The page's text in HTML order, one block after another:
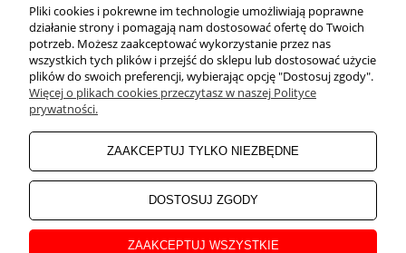
POMOC
ZAKUPY
MOJE KONTO
INFORMACJE
Pliki cookies i pokrewne im technologie umożliwiają poprawne
działanie strony i pomagają nam dostosować ofertę do Twoich
potrzeb. Możesz zaakceptować wykorzystanie przez nas
wszystkich tych plików i przejść do sklepu lub dostosować użycie
plików do swoich preferencji, wybierając opcję "Dostosuj zgody".
Więcej o plikach cookies przeczytasz w naszej Polityce
prywatności.
ZAAKCEPTUJ TYLKO NIEZBĘDNE
DOSTOSUJ ZGODY
ZAAKCEPTUJ WSZYSTKIE